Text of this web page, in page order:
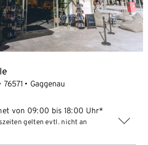
76571 Gaggenau
von 09:00 bis 18:00 Uhr*
gelten evtl. nicht an